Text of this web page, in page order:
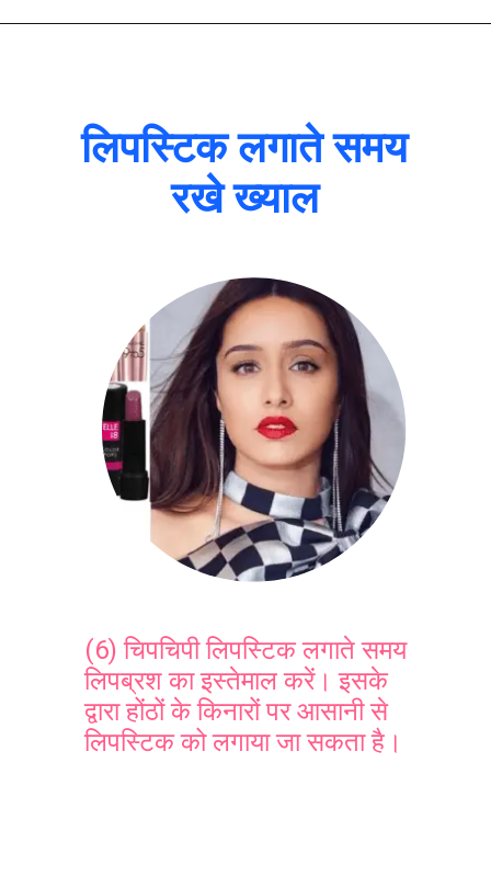
लिपस्टिक लगाते समय
रखे ख्याल
(6) चिपचिपी लिपस्टिक लगाते समय
लिपब्रश का इस्तेमाल करें। इसके
द्वारा होंठों के किनारों पर आसानी से
लिपस्टिक को लगाया जा सकता है।